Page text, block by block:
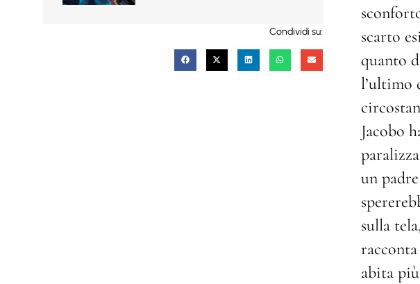
Condividi su:
scarto
quanto
l’ultimo
Jacobo
un
sulla
abita